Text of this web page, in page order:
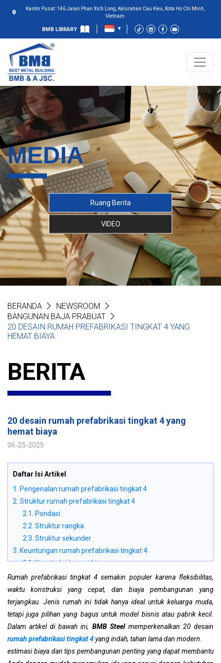
Kantor Pusat: 146 Jalan Phan Xich Long, Kelurahan Cau Kieu, Kota Ho Chi Minh,
Vietnam
BMB LIBRARY
MEDIA
Ruang Berita
VIDEO
BERANDA
NEWSROOM
BANGUNAN BAJA PRABUAT
20 DESAIN RUMAH PREFABRIKASI TINGKAT 4 YANG
HEMAT BIAYA
BERITA
20 desain rumah prefabrikasi tingkat 4 yang
hemat biaya
06-25-2025
Daftar Isi Artikel
1. Pengenalan rumah prefabrikasi tingkat 4
2. Struktur rumah prefabrikasi tingkat 4
2.1. Pondasi
2.2. Struktur rangka
2.3. Struktur sekunder
3. Keuntungan rumah prefabrikasi tingkat 4
3.1. Konstruksi hemat biaya
3.2. Kecepatan konstruksi yang cepat
3.3. Desain fleksibel dan mudah dimodifikasi
3.4. Ruang tinggal yang cerah dan terbuka dekat alam
3.5. Tahan bencana
3.6. Ramah lingkungan
4. Jenis rumah prefabrikasi tingkat 4
4.1. Rumah prefabrikasi industri
Rumah prefabrikasi tingkat 4 semakin populer karena fleksibilitas,
waktu konstruksi yang cepat, dan biaya pembangunan yang
terjangkau. Jenis rumah ini tidak hanya ideal untuk keluarga muda,
tetapi juga pilihan yang bagus untuk model bisnis atau pabrik kecil.
Dalam artikel di bawah ini, BMB Steelmemperkenalkan 20 desain
rumah prefabrikasi tingkat 4yang indah, tahan lama dan modern.
estimasi biaya dan tips pembangunan penting yang dapat membantu